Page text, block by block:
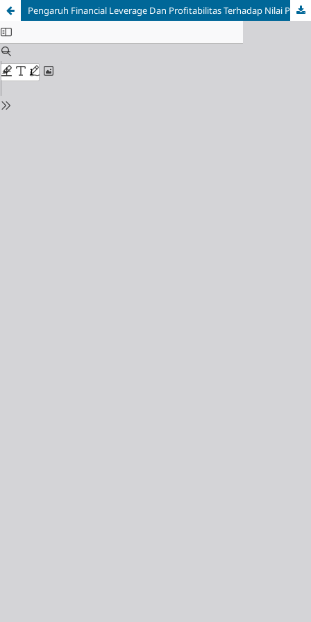
Pengaruh Financial Leverage Dan Profitabilitas Terhadap Nilai Perusahaan Pada Sektor Real Estate Dan Properti Yang Terdaftar Di Bursa Efek Indonesia